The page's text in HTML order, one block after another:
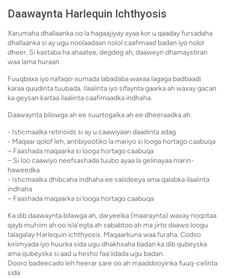
Daawaynta Harlequin Ichthyosis
Xarumaha dhallaanka oo la hagaajiyay ayaa kor u qaaday fursadaha
dhallaanka si ay ugu noolaadaan nolol caafimaad badan iyo nolol
dheer. Si kastaba ha ahaatee, degdeg ah, daaweyn dhamaystiran
waa lama huraan.
Fuuqbaxa iyo nafaqo-xumada labadaba waxaa lagaga badbaadi
karaa quudinta tuubada. Ilaalinta iyo sifaynta gaarka ah waxay gacan
ka geysan kartaa ilaalinta caafimaadka indhaha.
Daawaynta bilowga ah ee suurtogalka ah ee dheeraadka ah.
- Isticmaalka retinoids si ay u caawiyaan daadinta adag
- Maqaar qolof leh, antibiyootiko la mariyo si looga hortago caabuqa
– Faashada maqaarka si looga hortago caabuqa
– Si loo caawiyo neefsashada tuubo ayaa la gelinayaa marin-
haweedka
- Isticmaalka dhibcaha indhaha ee saliideeya ama qalabka ilaalinta
indhaha
– Faashada maqaarka si looga hortago caabuqa
Ka dib daawaynta bilawga ah, daryeelka (maaraynta) waxay noqotaa
qayb muhiim ah oo isla'egta ah sababtoo ah ma jirto daawo loogu
talagalay Harlequin ichthyosis. Maqaarkuna waa furaha. Codso
kiriimyada iyo huurka sida ugu dhakhsaha badan ka dib qubeyska
ama qubeyska si aad u hesho faa'iidada ugu badan.
Dooro badeecado leh heerar sare oo ah maaddooyinka fuuq-celinta
sida